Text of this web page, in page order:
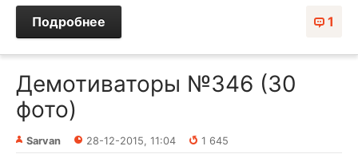
1
Подробнее
Демотиваторы №346 (30
фото)
Sarvan 28-12-2015, 11:04
1 645